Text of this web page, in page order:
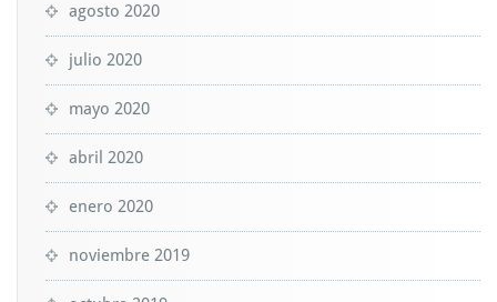
agosto 2020
julio 2020
mayo 2020
abril 2020
enero 2020
noviembre 2019